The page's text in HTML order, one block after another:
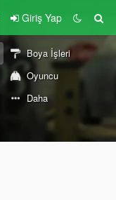
Giriş Yap
Boya İşleri
Oyuncu
Daha